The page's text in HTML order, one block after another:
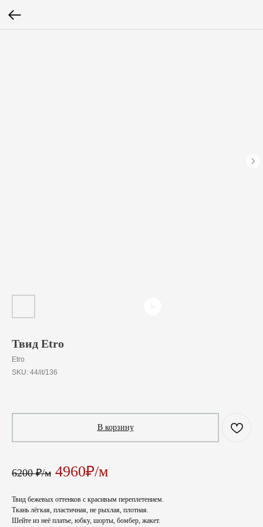
Твид Etro
Etro
SKU: 44/it/136
В корзину
6200 ₽/м 4960₽/м
Твид бежевых оттенков с красивым переплетением.
Ткань лёгкая, пластичная, не рыхлая, плотная.
Шейте из неё платье, юбку, шорты, бомбер, жакет.